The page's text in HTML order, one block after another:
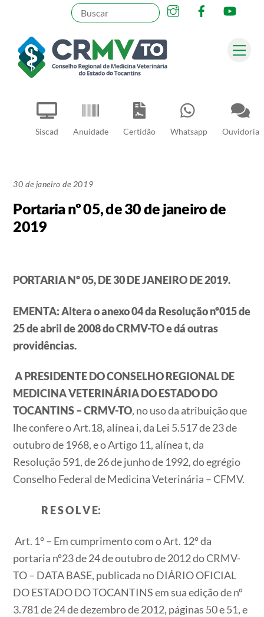
content
Siscad Anuidade Certidão Whatsapp Ouvidoria
InstagramFacebook
Pesquisar
30 de janeiro de 2019
Portaria nº 05, de 30 de janeiro de
2019
PORTARIA Nº 05, DE 30 DE JANEIRO DE 2019.
EMENTA: Altera o anexo 04 da Resolução nº015 de
25 de abril de 2008 do CRMV-TO e dá outras
providências.
A PRESIDENTE DO CONSELHO REGIONAL DE
MEDICINA VETERINÁRIA DO ESTADO DO
TOCANTINS – CRMV-TO, no uso da atribuição que
lhe confere o Art.18, alínea i, da Lei 5.517 de 23 de
outubro de 1968, e o Artigo 11, alínea t, da
Resolução 591, de 26 de junho de 1992, do egrégio
Conselho Federal de Medicina Veterinária – CFMV.
R E S O L V E:
Art. 1° – Em cumprimento com o Art. 12º da
portaria nº23 de 24 de outubro de 2012 do CRMV-
TO – DATA BASE, publicada no DIÁRIO OFICIAL
DO ESTADO DO TOCANTINS em sua edição de nº
3.781 de 24 de dezembro de 2012, páginas 50 e 51, e